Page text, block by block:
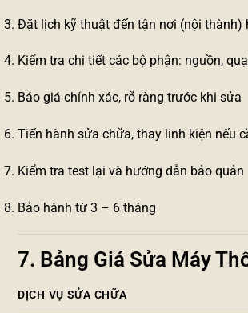
Đặt lịch kỹ thuật đến tận nơi (nội thành)
Kiểm tra chi tiết các bộ phận: nguồn,
Báo giá chính xác, rõ ràng trước khi sửa
Tiến hành sửa chữa, thay linh kiện nếu
Kiểm tra test lại và hướng dẫn bảo quản
Bảo hành từ 3 – 6 tháng
7. Bảng Giá Sửa Máy
DỊCH VỤ SỬA CHỮA